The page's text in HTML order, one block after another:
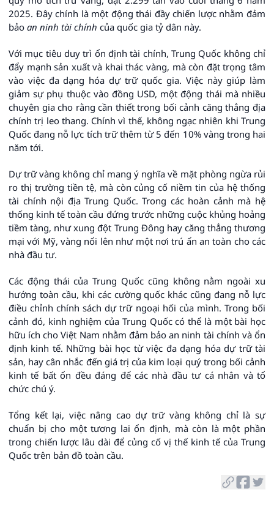
2025. Đây chính là một động thái đầy chiến lược nhằm đảm
bảo an ninh tài chính của quốc gia tỷ dân này.
Với mục tiêu duy trì ổn định tài chính, Trung Quốc không chỉ
đẩy mạnh sản xuất và khai thác vàng, mà còn đặt trọng tâm
vào việc đa dạng hóa dự trữ quốc gia. Việc này giúp làm
giảm sự phụ thuộc vào đồng USD, một động thái mà nhiều
chuyên gia cho rằng cần thiết trong bối cảnh căng thẳng địa
chính trị leo thang. Chính vì thế, không ngạc nhiên khi Trung
Quốc đang nỗ lực tích trữ thêm từ 5 đến 10% vàng trong hai
năm tới.
Dự trữ vàng không chỉ mang ý nghĩa về mặt phòng ngừa rủi
ro thị trường tiền tệ, mà còn củng cố niềm tin của hệ thống
tài chính nội địa Trung Quốc. Trong các hoàn cảnh mà hệ
thống kinh tế toàn cầu đứng trước những cuộc khủng hoảng
tiềm tàng, như xung đột Trung Đông hay căng thẳng thương
mại với Mỹ, vàng nổi lên như một nơi trú ẩn an toàn cho các
nhà đầu tư.
Các động thái của Trung Quốc cũng không nằm ngoài xu
hướng toàn cầu, khi các cường quốc khác cũng đang nỗ lực
điều chỉnh chính sách dự trữ ngoại hối của mình. Trong bối
cảnh đó, kinh nghiệm của Trung Quốc có thể là một bài học
hữu ích cho Việt Nam nhằm đảm bảo an ninh tài chính và ổn
định kinh tế. Những bài học từ việc đa dạng hóa dự trữ tài
sản, hay cân nhắc đến giá trị của kim loại quý trong bối cảnh
kinh tế bất ổn đều đáng để các nhà đầu tư cá nhân và tổ
chức chú ý.
Tổng kết lại, việc nâng cao dự trữ vàng không chỉ là sự
chuẩn bị cho một tương lai ổn định, mà còn là một phần
trong chiến lược lâu dài để củng cố vị thế kinh tế của Trung
Quốc trên bản đồ toàn cầu.